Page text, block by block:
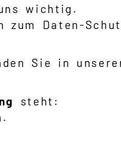
wichtig.
zum Daten-
Sie in
steht: